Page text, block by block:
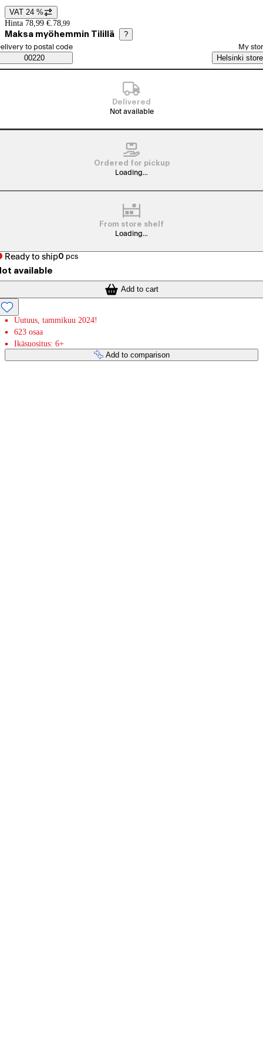
Price details
VAT 24 %
Hinta 78,99 €. 78,99
Maksa myöhemmin Tilillä ?
Saatavuustiedot
order method
to postal code
00220
My
Helsinki store
Delivered
Not available
Ordered for pickup
Loading...
From store shelf
Loading...
Ready to ship0 pcs
available
Add to cart
Uutuus, tammikuu 2024!
623 osaa
Ikäsuositus: 6+
Add to comparison